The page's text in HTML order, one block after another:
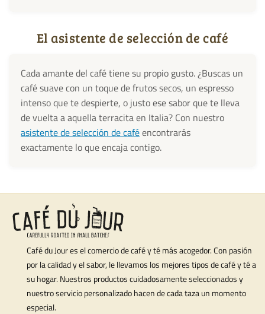
El asistente de selección de café
Cada amante del café tiene su propio gusto. ¿Buscas un
café suave con un toque de frutos secos, un espresso
intenso que te despierte, o justo ese sabor que te lleva
de vuelta a aquella terracita en Italia? Con nuestro
asistente de selección de caféencontrarás
exactamente lo que encaja contigo.
Café du Jour es el comercio de café y té más acogedor. Con pasión
por la calidad y el sabor, le llevamos los mejores tipos de café y té a
su hogar. Nuestros productos cuidadosamente seleccionados y
nuestro servicio personalizado hacen de cada taza un momento
especial.